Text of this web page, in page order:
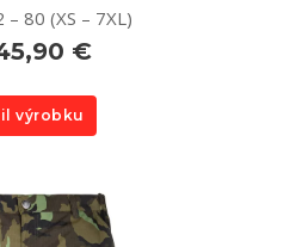
80 (XS – 7XL)
€
výrobku